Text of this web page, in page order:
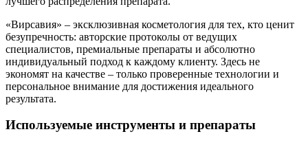
«Вирсавия» – эксклюзивная косметология для тех, кто ценит
безупречность: авторские протоколы от ведущих
специалистов, премиальные препараты и абсолютно
индивидуальный подход к каждому клиенту. Здесь не
экономят на качестве – только проверенные технологии и
персональное внимание для достижения идеального
результата.
Используемые инструменты и препараты